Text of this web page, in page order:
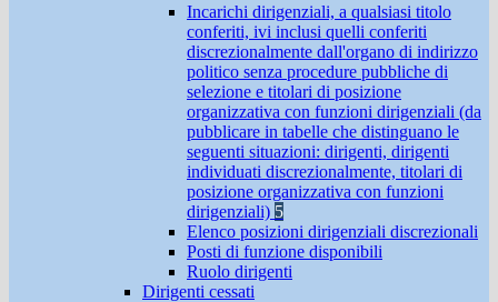
Incarichi dirigenziali, a qualsiasi titolo
conferiti, ivi inclusi quelli conferiti
discrezionalmente dall'organo di indirizzo
politico senza procedure pubbliche di
selezione e titolari di posizione
organizzativa con funzioni dirigenziali (da
pubblicare in tabelle che distinguano le
seguenti situazioni: dirigenti, dirigenti
individuati discrezionalmente, titolari di
posizione organizzativa con funzioni
dirigenziali) 5
Elenco posizioni dirigenziali discrezionali
Posti di funzione disponibili
Ruolo dirigenti
Dirigenti cessati